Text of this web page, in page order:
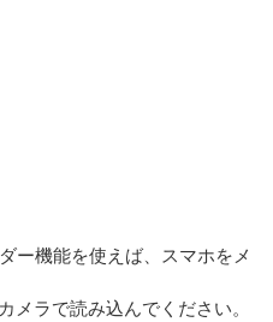
ー機能を使えば、スマホをメ
メラで読み込んでください。